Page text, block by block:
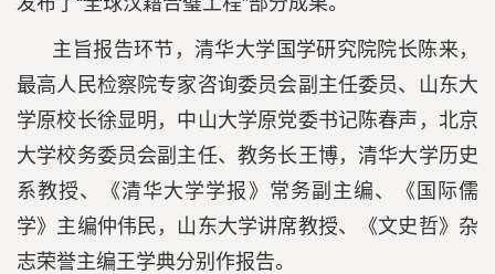
主旨报告环节，清华大学国学研究院院长陈来，
最高人民检察院专家咨询委员会副主任委员、山东大
学原校长徐显明，中山大学原党委书记陈春声，北京
大学校务委员会副主任、教务长王博，清华大学历史
系教授、《清华大学学报》常务副主编、《国际儒
学》主编仲伟民，山东大学讲席教授、《文史哲》杂
志荣誉主编王学典分别作报告。